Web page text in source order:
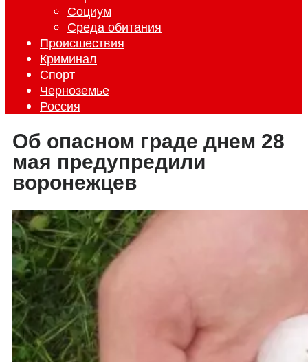
Социум
Среда обитания
Происшествия
Криминал
Спорт
Черноземье
Россия
Об опасном граде днем 28
мая предупредили
воронежцев